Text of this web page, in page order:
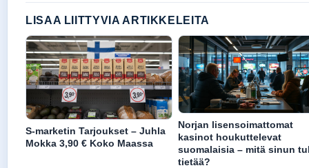
LISAA LIITTYVIA ARTIKKELEITA
S-marketin Tarjoukset – Juhla
Mokka 3,90 € Koko Maassa
Norjan lisensoimattomat
kasinot houkuttelevat
suomalaisia – mitä sinun
tietää?